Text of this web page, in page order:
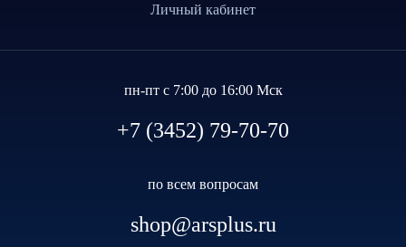
Личный кабинет
пн-пт с 7:00 до 16:00 Мск
+7 (3452) 79-70-70
по всем вопросам
shop@arsplus.ru